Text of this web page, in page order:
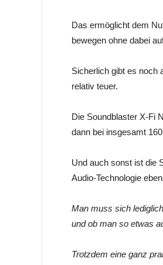
Das ermöglicht dem
bewegen ohne dabei
Sicherlich gibt es noch
relativ teuer.
Die Soundblaster X-Fi
dann bei insgesamt
Und auch sonst ist die
Audio-Technologie
Man muss sich
und ob man so etwas
Trotzdem eine ganz